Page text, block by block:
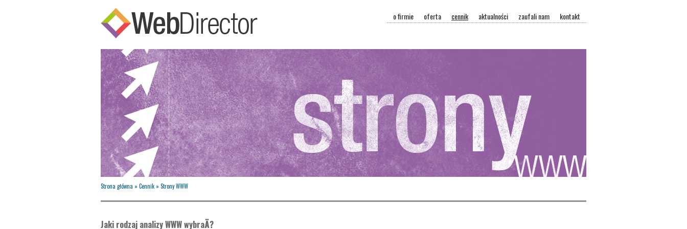
o firmie oferta cennik aktualności zaufali nam kontakt
Strona główna » Cennik » Strony WWW
Jaki rodzaj analizy WWW wybraÄ?